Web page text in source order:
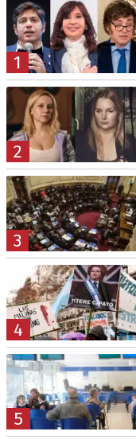
1
2
3
4
5